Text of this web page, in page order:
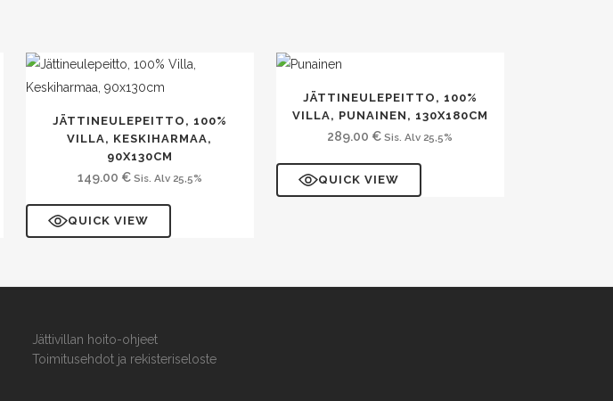
JÄTTINEULEPEITTO, 100%
VILLA, KESKIHARMAA,
90X130CM
149.00 € Sis. Alv 25,5%
QUICK VIEW
JÄTTINEULEPEITTO, 100%
VILLA, PUNAINEN, 130X180CM
289.00 € Sis. Alv 25,5%
QUICK VIEW
Jättivillan hoito-ohjeet
Toimitusehdot ja rekisteriseloste